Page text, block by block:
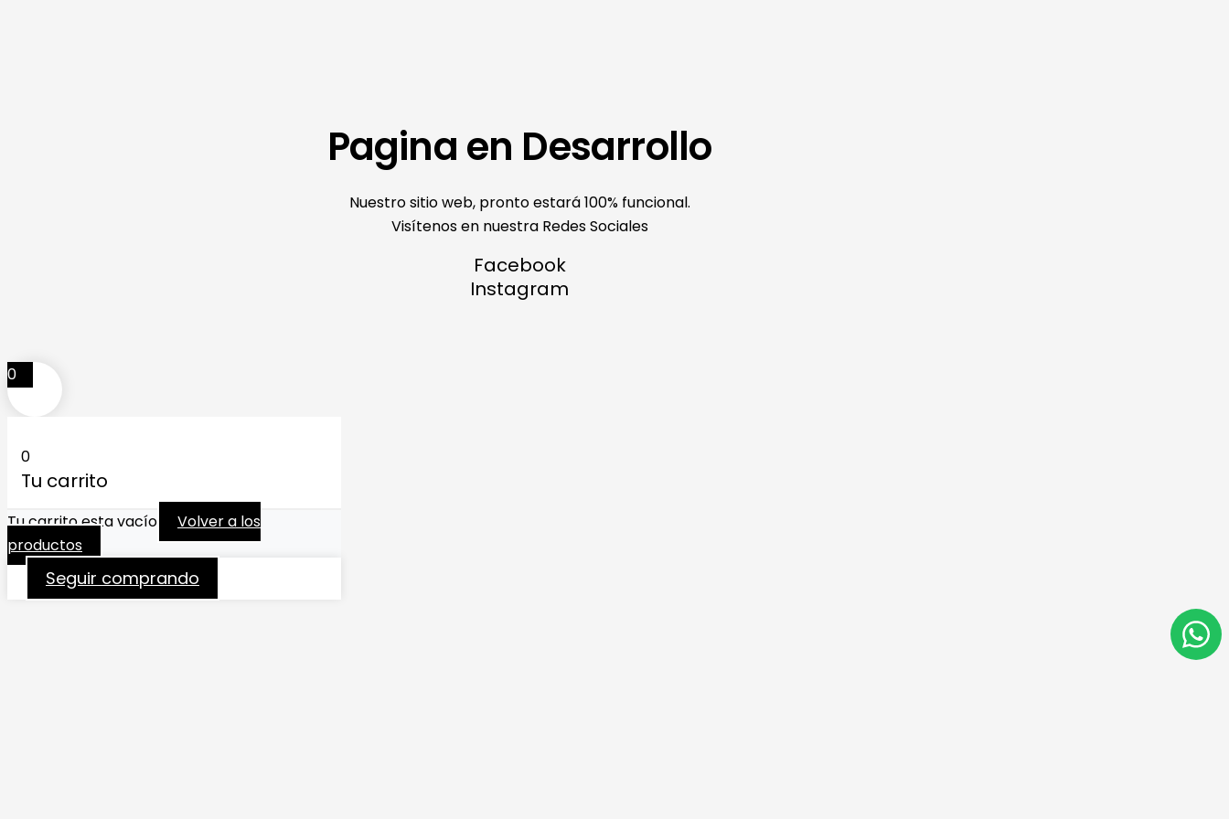
Pagina en Desarrollo
Nuestro sitio web, pronto estará 100% funcional.
Visítenos en nuestra Redes Sociales
Facebook
Instagram
0
0
Tu carrito
Tu carrito esta vacío
Volver a los
productos
Seguir comprando